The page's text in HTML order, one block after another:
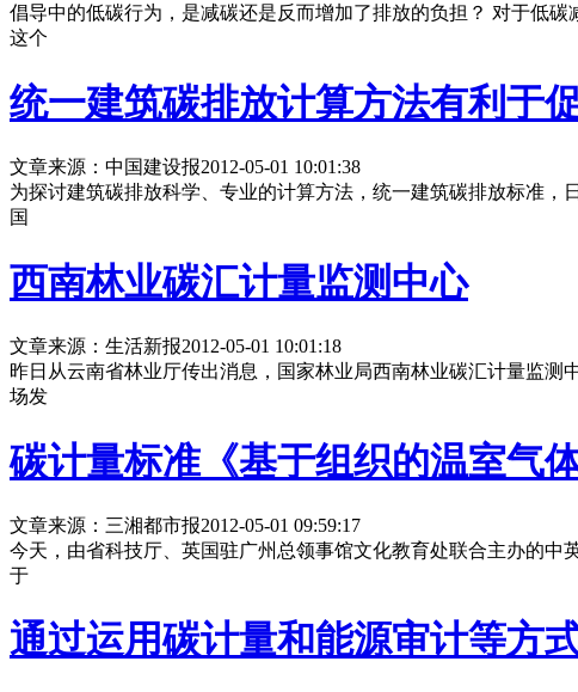
倡导中的低碳行为，是减碳还是反而增加了排放的负担？ 对于低
这个
统一建筑碳排放计算方法有利于
文章来源：中国建设报2012-05-01 10:01:38
为探讨建筑碳排放科学、专业的计算方法，统一建筑碳排放标准
国
西南林业碳汇计量监测中心
文章来源：生活新报2012-05-01 10:01:18
昨日从云南省林业厅传出消息，国家林业局西南林业碳汇计量监
场发
碳计量标准《基于组织的温室气
文章来源：三湘都市报2012-05-01 09:59:17
今天，由省科技厅、英国驻广州总领事馆文化教育处联合主办的
于
通过运用碳计量和能源审计等方